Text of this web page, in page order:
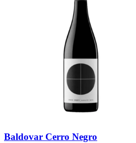
Baldovar Cerro Negro